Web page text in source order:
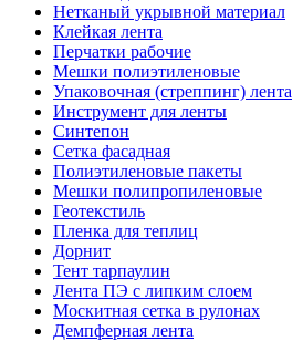
Нетканый укрывной материал
Клейкая лента
Перчатки рабочие
Мешки полиэтиленовые
Упаковочная (стреппинг) лента
Инструмент для ленты
Синтепон
Сетка фасадная
Полиэтиленовые пакеты
Мешки полипропиленовые
Геотекстиль
Пленка для теплиц
Дорнит
Тент тарпаулин
Лента ПЭ с липким слоем
Москитная сетка в рулонах
Демпферная лента